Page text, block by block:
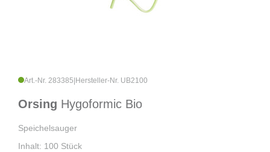
Art.-Nr. 283385 Hersteller-Nr. UB2100
Orsing Hygoformic Bio
Speichelsauger
Inhalt: 100 Stück